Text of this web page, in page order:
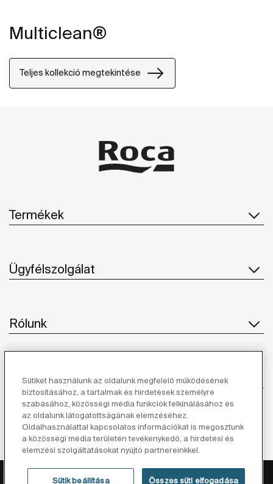
Multiclean®
Teljes kollekció megtekintése
Termékek
Ügyfélszolgálat
Rólunk
Ihlet
Kövessen minket
Adatvédelmi Tájékoztató
Sütiket használunk az oldalunk megfelelő működésének
biztosításához, a tartalmak és hirdetések személyre
szabásához, közösségi média funkciók felkínálásához és
az oldalunk látogatottságának elemzéséhez.
Oldalhasználattal kapcsolatos információkat is megosztunk
a közösségi média területén tevékenykedő, a hirdetési és
elemzési szolgáltatásokat nyújtó partnereinkkel.
Sütik beállítása Összes süti elfogadása